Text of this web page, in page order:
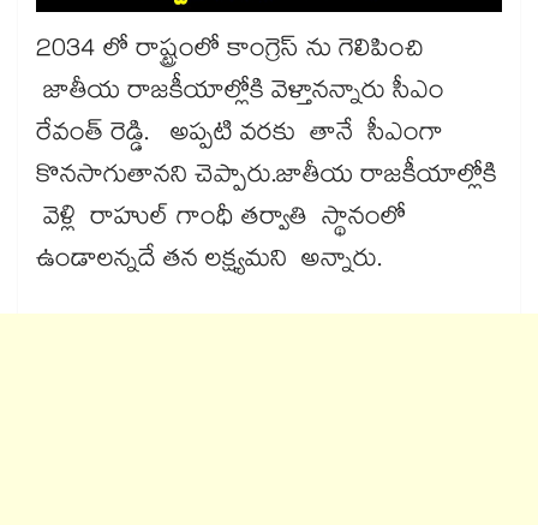
2034 లో రాష్ట్రంలో కాంగ్రెస్ ను గెలిపించి
జాతీయ రాజకీయాల్లోకి వెళ్తానన్నారు సీఎం
రేవంత్ రెడ్డి. అప్పటి వరకు తానే సీఎంగా
కొనసాగుతానని చెప్పారు.జాతీయ రాజకీయాల్లోకి
వెళ్లి రాహుల్ గాంధీ తర్వాతి స్థానంలో
ఉండాలన్నదే తన లక్ష్యమని అన్నారు.